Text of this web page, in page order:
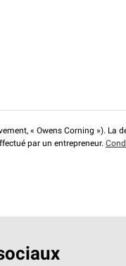
« Owens Corning »). La
par un entrepreneur.